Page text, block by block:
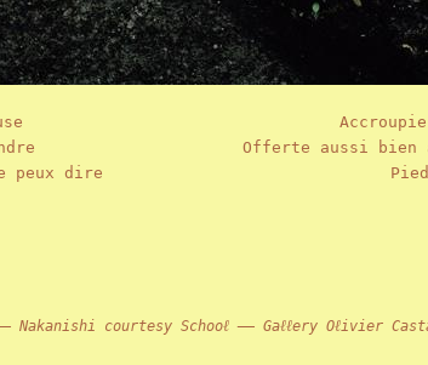
peux dire
Offerte aussi bien
Nakanishi courtesy Schooℓ —— Gaℓℓery Oℓivier